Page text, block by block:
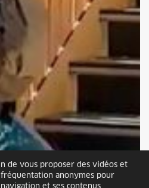
de vous proposer des vidéos et
anonymes pour
et ses contenus.